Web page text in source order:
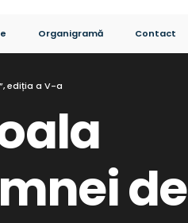
Organigramă Contact
ediția a V-a
de